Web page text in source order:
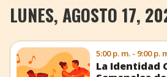
LUNES, AGOSTO 17,
5:00 p. m. - 9:00 p.
La Identidad